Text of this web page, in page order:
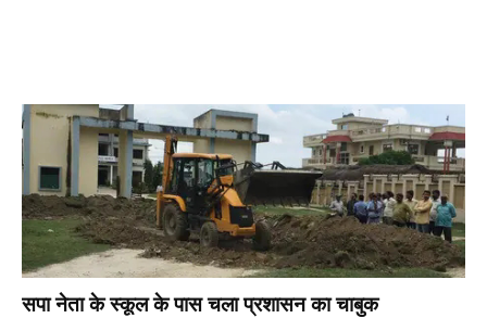
सपा नेता के स्कूल के पास चला प्रशासन का चाबुक